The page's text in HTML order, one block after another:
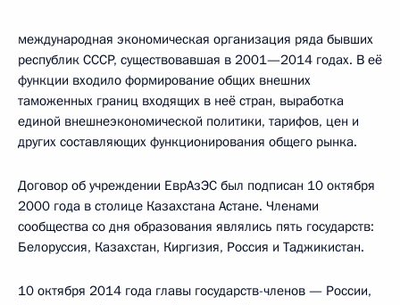
международная экономическая организация ряда бывших
республик СССР, существовавшая в 2001—2014 годах. В её
функции входило формирование общих внешних
таможенных границ входящих в неё стран, выработка
единой внешнеэкономической политики, тарифов, цен и
других составляющих функционирования общего рынка.
Договор об учреждении ЕврАзЭС был подписан 10 октября
2000 года в столице Казахстана Астане. Членами
сообщества со дня образования являлись пять государств:
Белоруссия, Казахстан, Киргизия, Россия и Таджикистан.
10 октября 2014 года главы государств-членов — России,